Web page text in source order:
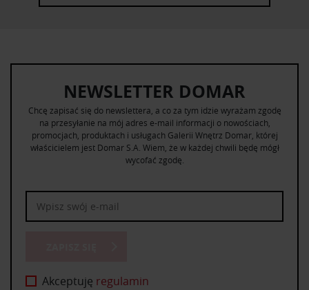
NEWSLETTER DOMAR
Chcę zapisać się do newslettera, a co za tym idzie wyrażam zgodę
na przesyłanie na mój adres e-mail informacji o nowościach,
promocjach, produktach i usługach Galerii Wnętrz Domar, której
właścicielem jest Domar S.A. Wiem, że w każdej chwili będę mógł
wycofać zgodę.
Akceptuję regulamin